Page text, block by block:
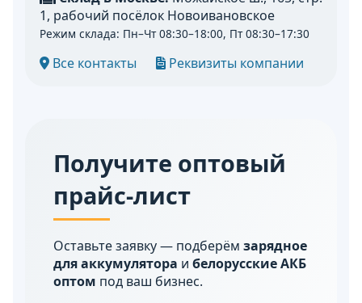
1, рабочий посёлок Новоивановское
Режим склада: Пн–Чт 08:30–18:00, Пт 08:30–17:30
Все контакты Реквизиты компании
Получите оптовый
прайс-лист
Оставьте заявку — подберём зарядное
для аккумулятора и белорусские АКБ
оптом под ваш бизнес.